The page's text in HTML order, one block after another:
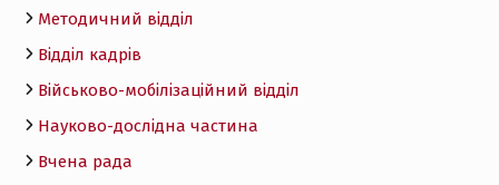
Методичний відділ
Відділ кадрів
Військово-мобілізаційний відділ
Науково-дослідна частина
Вчена рада